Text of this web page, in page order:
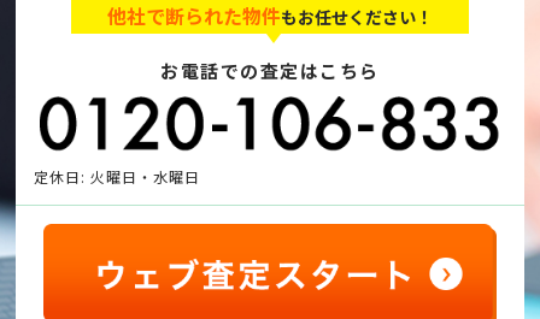
他社で断られた物件もお任せください！
お電話での査定はこちら
定休日: 火曜日・水曜日